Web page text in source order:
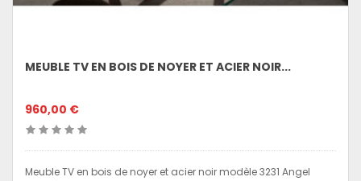
MEUBLE TV EN BOIS DE NOYER ET ACIER NOIR...
960,00 €
Meuble TV en bois de noyer et acier noir modèle 3231 Angel